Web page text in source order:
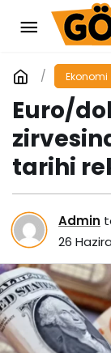
Ekonomi
Euro/
tarihi
Admin
26